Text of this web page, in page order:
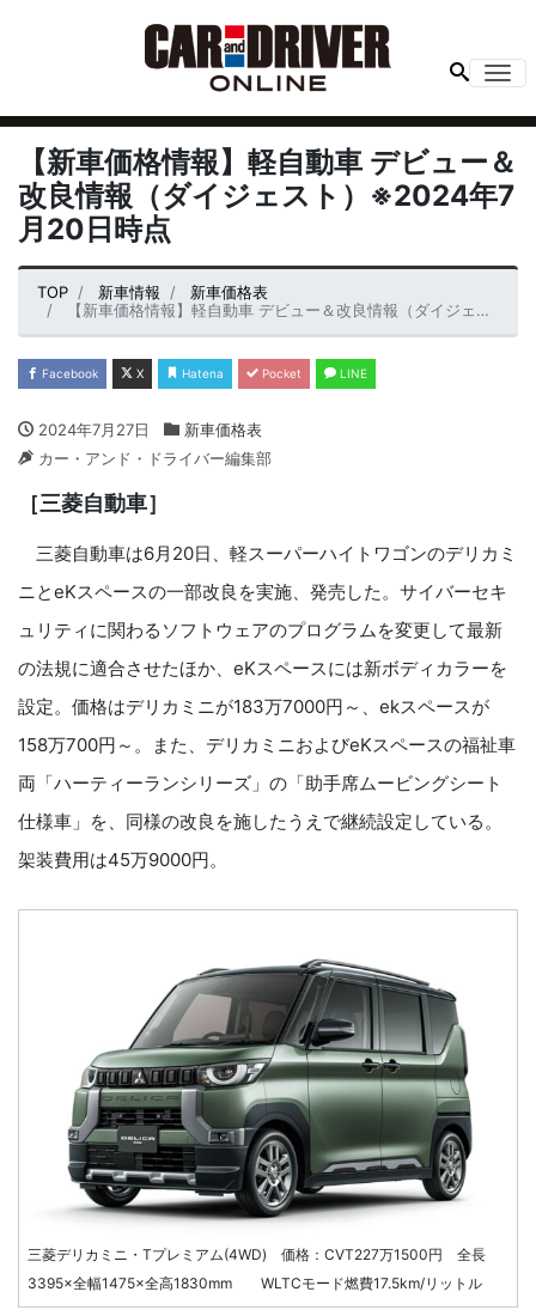
【新車価格情報】軽自動車 デビュー＆
改良情報（ダイジェスト）※2024年7
月20日時点
TOP 新車情報
新車価格表
【新車価格情報】軽自動車 デビュー＆改良情報（ダイジェスト）※2024年7月20日時点
Facebook X Hatena Pocket LINE
2024年7月27日
新車価格表
カー・アンド・ドライバー編集部
［三菱自動車］
三菱自動車は6月20日、軽スーパーハイトワゴンのデリカミ
ニとeKスペースの一部改良を実施、発売した。サイバーセキ
ュリティに関わるソフトウェアのプログラムを変更して最新
の法規に適合させたほか、eKスペースには新ボディカラーを
設定。価格はデリカミニが183万7000円～、ekスペースが
158万700円～。また、デリカミニおよびeKスペースの福祉車
両「ハーティーランシリーズ」の「助手席ムービングシート
仕様車」を、同様の改良を施したうえで継続設定している。
架装費用は45万9000円。
三菱デリカミニ・Tプレミアム(4WD) 価格：CVT227万1500円 全長
3395×全幅1475×全高1830mm WLTCモード燃費17.5km/リットル